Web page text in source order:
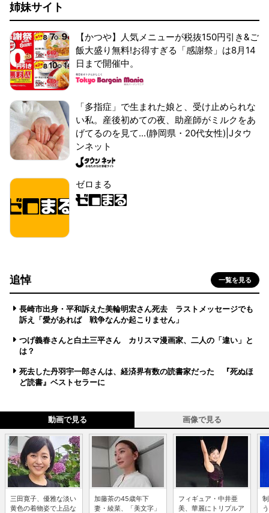
姉妹サイト
【かつや】人気メニューが税抜150円引き&ご
飯大盛り無料!お得すぎる「感謝祭」は8月14
日まで開催中。
「多指症」で生まれた娘と、受け止められな
い私。産後初めての夜、助産師がミルクをあ
げてるのを見て...(静岡県・20代女性)|Jタウ
ンネット
ゼロまる
追悼 一覧を見る
長崎市出身・平和訴えた美輪明宏さん死去 ラストメッセージでも
訴え「愛があれば 戦争なんか起こりません」
つげ義春さんと白土三平さん カリスマ漫画家、二人の「違い」と
は？
死去した丹羽宇一郎さんは、経済界有数の読書家だった 『死ぬほ
ど読書』ベストセラーに
動画で見る 画像で見る
三田寛子、優雅な淡い
黄色の着物姿で上品な
加藤茶の45歳年下
妻・綾菜、「美文字」
フィギュア・中井亜
美、華麗にトリプルア